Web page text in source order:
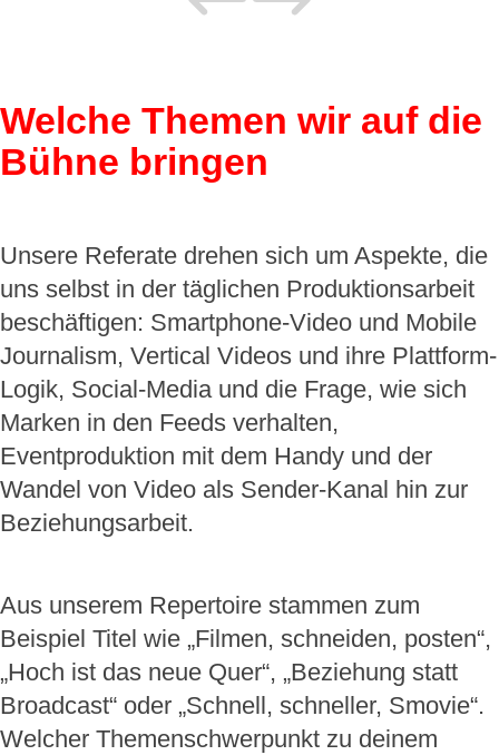
Welche Themen wir auf die
Bühne bringen
Unsere Referate drehen sich um Aspekte, die
uns selbst in der täglichen Produktionsarbeit
beschäftigen: Smartphone-Video und Mobile
Journalism, Vertical Videos und ihre Plattform-
Logik, Social-Media und die Frage, wie sich
Marken in den Feeds verhalten,
Eventproduktion mit dem Handy und der
Wandel von Video als Sender-Kanal hin zur
Beziehungsarbeit.
Aus unserem Repertoire stammen zum
Beispiel Titel wie „Filmen, schneiden, posten“,
„Hoch ist das neue Quer“, „Beziehung statt
Broadcast“ oder „Schnell, schneller, Smovie“.
Welcher Themenschwerpunkt zu deinem